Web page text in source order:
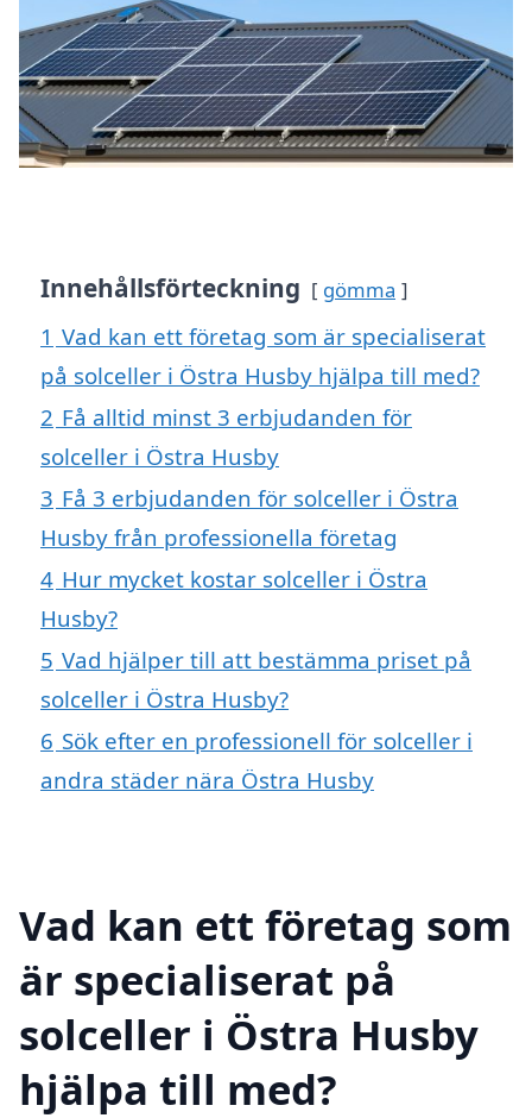
Innehållsförteckning gömma
1 Vad kan ett företag som är specialiserat
på solceller i Östra Husby hjälpa till med?
2 Få alltid minst 3 erbjudanden för
solceller i Östra Husby
3 Få 3 erbjudanden för solceller i Östra
Husby från professionella företag
4 Hur mycket kostar solceller i Östra
Husby?
5 Vad hjälper till att bestämma priset på
solceller i Östra Husby?
6 Sök efter en professionell för solceller i
andra städer nära Östra Husby
Vad kan ett företag som
är specialiserat på
solceller i Östra Husby
hjälpa till med?